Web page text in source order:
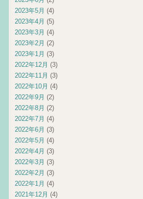
2023年5月 (4)
2023年4月 (5)
2023年3月 (4)
2023年2月 (2)
2023年1月 (3)
2022年12月 (3)
2022年11月 (3)
2022年10月 (4)
2022年9月 (2)
2022年8月 (2)
2022年7月 (4)
2022年6月 (3)
2022年5月 (4)
2022年4月 (3)
2022年3月 (3)
2022年2月 (3)
2022年1月 (4)
2021年12月 (4)